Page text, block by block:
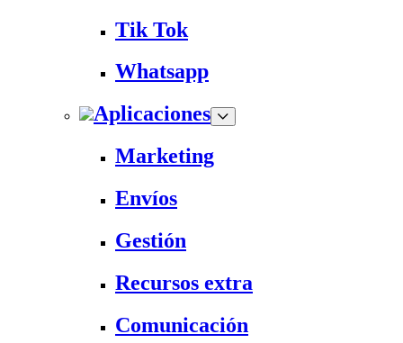
Tik Tok
Whatsapp
Aplicaciones
Marketing
Envíos
Gestión
Recursos extra
Comunicación